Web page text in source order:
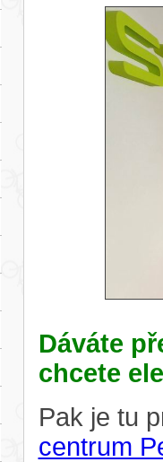
Dáváte
chcete
Pak je tu
centrum